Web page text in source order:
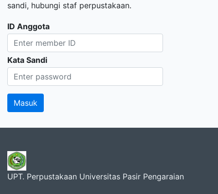
sandi, hubungi staf perpustakaan.
ID Anggota
Kata Sandi
UPT. Perpustakaan Universitas Pasir Pengaraian